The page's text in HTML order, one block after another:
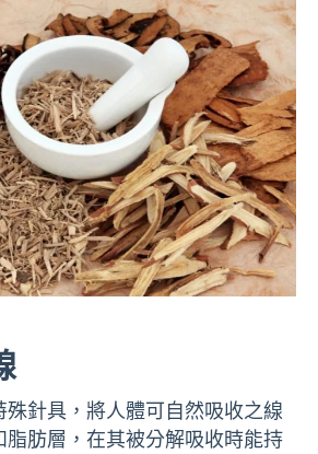
殊針具，將人體可自然吸收之線
脂肪層，在其被分解吸收時能持